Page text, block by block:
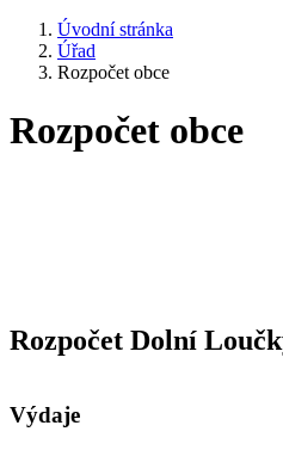
Úvodní stránka
Úřad
Rozpočet obce
Rozpočet obce
Rozpočet Dolní
Výdaje